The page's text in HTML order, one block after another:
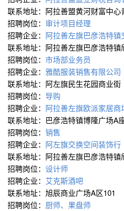
联系地址：阿拉善盟黄河财富中心
招聘岗位： 审计项目经理
招聘企业： 阿拉善左旗巴彦浩特
联系地址：阿拉善左旗巴彦浩特镇
招聘岗位： 市场部业务员
招聘企业： 雅酷服装销售有限公司
联系地址：阿左旗民生花园商业街
招聘岗位： 导购
招聘企业： 阿拉善左旗欧派家居商
联系地址：巴彦浩特镇博隆广场A
招聘岗位： 销售
招聘企业： 阿左旗交换空间装饰行
联系地址：阿拉善左旗巴彦浩特镇
招聘岗位： 设计师
招聘企业： 艾克斯酒吧
联系地址：旭辰商业广场A区101
招聘岗位： 厨师、果盘师